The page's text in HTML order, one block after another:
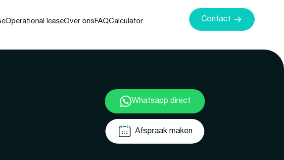
Operational leaseOver ons FAQCalculator Contact
Whatsapp direct
Afspraak maken